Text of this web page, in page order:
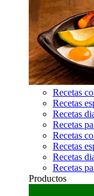
Recetas
Recetas
Recetas
Recetas
Recetas
Recetas
Recetas
Recetas
Productos